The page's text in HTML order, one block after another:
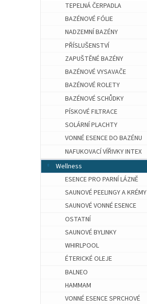
TEPELNÁ ČERPADLA
BAZÉNOVÉ FÓLIE
NADZEMNÍ BAZÉNY
PŘÍSLUŠENSTVÍ
ZAPUŠTĚNÉ BAZÉNY
BAZÉNOVÉ VYSAVAČE
BAZÉNOVÉ ROLETY
BAZÉNOVÉ SCHŮDKY
PÍSKOVÉ FILTRACE
SOLÁRNÍ PLACHTY
VONNÉ ESENCE DO BAZÉNU
NAFUKOVACÍ VÍŘIVKY INTEX
Wellness
ESENCE PRO PARNÍ LÁZNĚ
SAUNOVÉ PEELINGY A KRÉMY
SAUNOVÉ VONNÉ ESENCE
OSTATNÍ
SAUNOVÉ BYLINKY
WHIRLPOOL
ÉTERICKÉ OLEJE
BALNEO
HAMMAM
VONNÉ ESENCE SPRCHOVÉ